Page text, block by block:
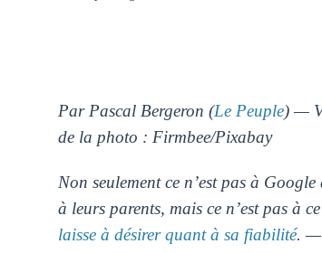
Par Pascal Bergeron (Le Peuple) —
de la photo : Firmbee/Pixabay
Non seulement ce n’est pas à
à leurs parents, mais ce n’est pas à
laisse à désirer quant à sa fiabilité. —